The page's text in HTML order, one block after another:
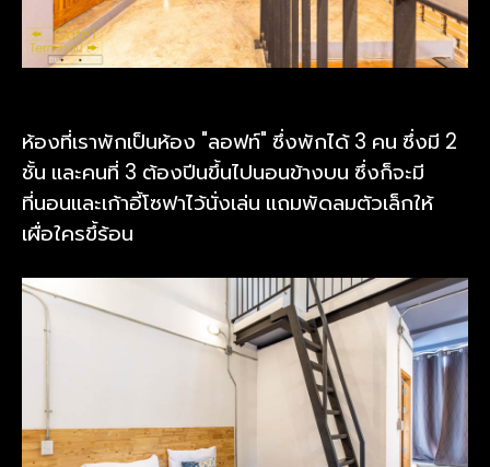
ห้องที่เราพักเป็นห้อง "ลอฟท์" ซึ่งพักได้ 3 คน ซึ่งมี 2
ชั้น และคนที่ 3 ต้องปีนขึ้นไปนอนข้างบน ซึ่งก็จะมี
ที่นอนและเก้าอี้โซฟาไว้นั่งเล่น แถมพัดลมตัวเล็กให้
เผื่อใครขึ้ร้อน